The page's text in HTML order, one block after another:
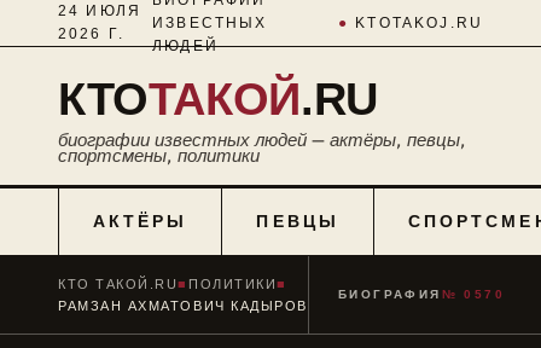
24 ИЮЛЯ
2026 Г.
ИЗВЕСТНЫХ
ЛЮДЕЙ
● KTOTAKOJ.RU
КТОТАКОЙ.RU
биографии известных людей — актёры, певцы,
спортсмены, политики
АКТЁРЫ ПЕВЦЫ
КТО ТАКОЙ.RU■ ПОЛИТИКИ■
РАМЗАН АХМАТОВИЧ КАДЫРОВ
БИОГРАФИЯ № 0570